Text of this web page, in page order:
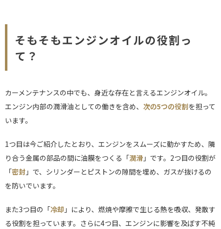
そもそもエンジンオイルの役割っ
て？
カーメンテナンスの中でも、身近な存在と言えるエンジンオイル。
エンジン内部の潤滑油としての働きを含め、 次の5つの役割を担って
います。
1つ目は今ご紹介したとおり、エンジンをスムーズに動かすため、隣
り合う金属の部品の間に油膜をつくる「潤滑 」です。2つ目の役割が
「密封 」で、シリンダーとピストンの隙間を埋め、ガスが抜けるの
を防いでいます。
また3つ目の「冷却 」により、燃焼や摩擦で生じる熱を吸収、発散す
る役割を担っています。さらに4つ目、エンジンに影響を及ぼす不純